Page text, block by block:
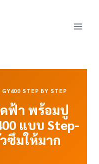
STEP BY STEP
ฟ้า พร้อมปู
แบบ Step-
ซึมให้มาก